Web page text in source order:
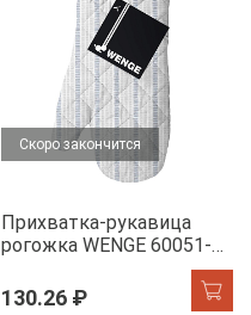
Скоро закончится
Прихватка-рукавица
рогожка WENGE 60051-1
130.26 ₽